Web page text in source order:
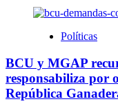
Políticas
BCU y MGAP
responsabiliza por
República